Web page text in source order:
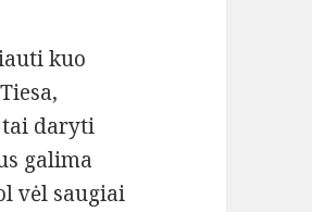
kuo
daryti
galima
vėl saugiai